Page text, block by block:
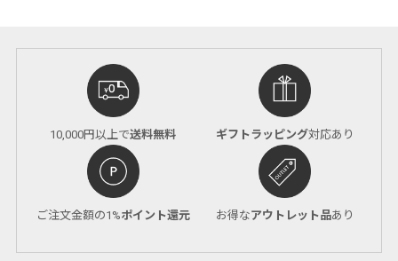
10,000円以上で送料無料 ギフトラッピング対応あり
ご注文金額の1%ポイント還元 お得なアウトレット品あり